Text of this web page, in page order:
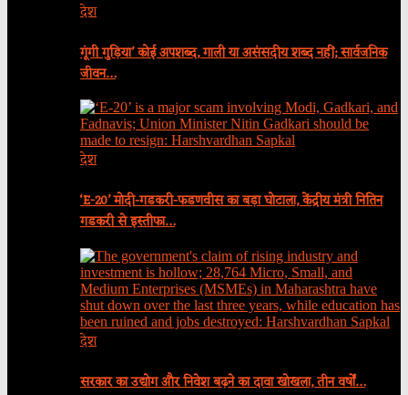
देश
गूंगी गुड़िया’ कोई अपशब्द, गाली या असंसदीय शब्द नहीं; सार्वजनिक
जीवन…
देश
‘E-20’ मोदी-गडकरी-फडणवीस का बड़ा घोटाला, केंद्रीय मंत्री नितिन
गडकरी से इस्तीफा…
देश
सरकार का उद्योग और निवेश बढ़ने का दावा खोखला, तीन वर्षों…